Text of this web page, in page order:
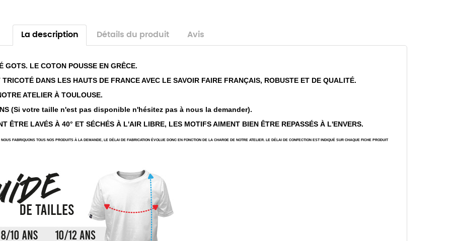
La description Détails du produit Avis
GOTS. LE COTON POUSSE EN GRÊCE.
DANS LES HAUTS DE FRANCE AVEC LE SAVOIR FAIRE FRANÇAIS, ROBUSTE ET DE QUALITÉ.
ATELIER À TOULOUSE.
(Si votre taille n'est pas disponible n'hésitez pas à nous la demander).
ÊTRE LAVÉS À 40° ET SÉCHÉS À L'AIR LIBRE, LES MOTIFS AIMENT BIEN ÊTRE REPASSÉS À L'ENVERS.
NOUS FABRIQUONS TOUS NOS PRODUITS À LA DEMANDE, LE DÉLAI DE FABRICATION ÉVOLUE DONC EN FONCTION DE LA CHARGE DE NOTRE ATELIER. LE DÉLAI DE CONFECTION EST INDIQUÉ SUR CHAQUE FICHE PRODUIT